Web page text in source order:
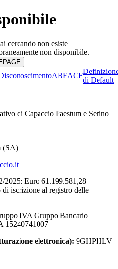
cercando non esiste
non disponibile.
ABFACF
di Default
di Capaccio Paestum e Serino
(SA)
2025: Euro 61.199.581,28
iscrizione al registro delle
IVA Gruppo Bancario
15240741007
elettronica): 9GHPHLV